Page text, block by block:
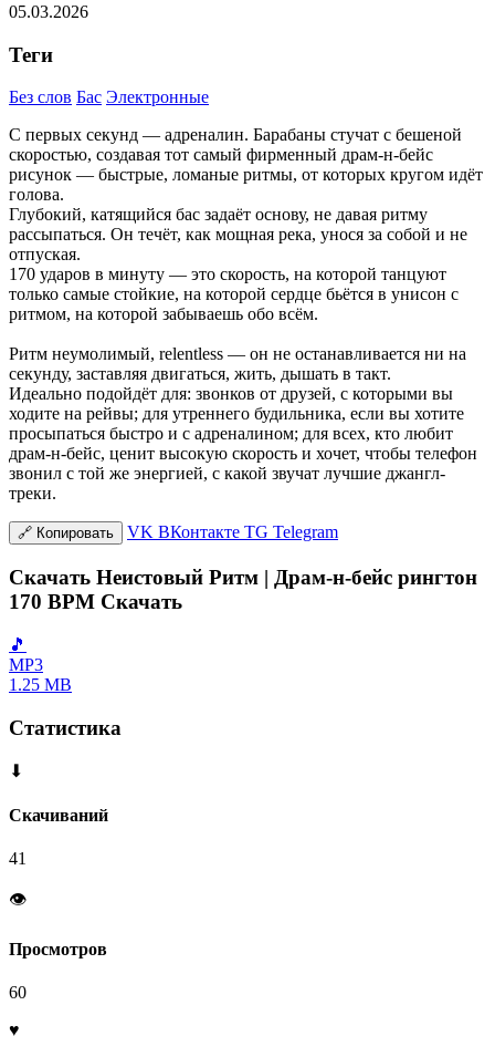
05.03.2026
Теги
Без слов Бас Электронные
С первых секунд — адреналин. Барабаны стучат с бешеной
скоростью, создавая тот самый фирменный драм-н-бейс
рисунок — быстрые, ломаные ритмы, от которых кругом идёт
голова.
Глубокий, катящийся бас задаёт основу, не давая ритму
рассыпаться. Он течёт, как мощная река, унося за собой и не
отпуская.
170 ударов в минуту — это скорость, на которой танцуют
только самые стойкие, на которой сердце бьётся в унисон с
ритмом, на которой забываешь обо всём.
Ритм неумолимый, relentless — он не останавливается ни на
секунду, заставляя двигаться, жить, дышать в такт.
Идеально подойдёт для: звонков от друзей, с которыми вы
ходите на рейвы; для утреннего будильника, если вы хотите
просыпаться быстро и с адреналином; для всех, кто любит
драм-н-бейс, ценит высокую скорость и хочет, чтобы телефон
звонил с той же энергией, с какой звучат лучшие джангл-
треки.
🔗 Копировать VK ВКонтакте TG Telegram
Скачать Неистовый Ритм | Драм-н-бейс рингтон
170 BPM Скачать
🎵
MP3
1.25 MB
Статистика
⬇
Скачиваний
41
👁
Просмотров
60
♥